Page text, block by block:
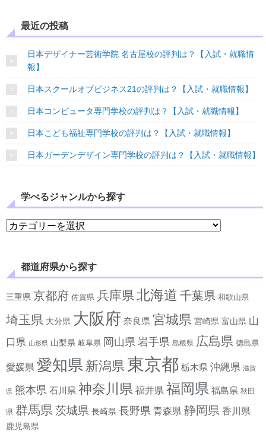
最近の投稿
日本デザイナー芸術学院 名古屋校の評判は？【入試・就職情
報】
日本スクールオブビジネス21の評判は？【入試・就職情報】
日本コンピュータ専門学校の評判は？【入試・就職情報】
日本こども福祉専門学校の評判は？【入試・就職情報】
日本ガーデンデザイン専門学校の評判は？【入試・就職情報】
学べるジャンルから探す
学べるジャンルから探す
都道府県から探す
三重県 京都府 佐賀県 兵庫県 北海道 千葉県 和歌山県
埼玉県 大分県 大阪府 奈良県 宮城県 宮崎県 富山県 山
口県 山形県 山梨県 岐阜県 岡山県 岩手県 島根県 広島県 徳島県
愛媛県 愛知県 新潟県 東京都 栃木県 沖縄県 滋賀
県 熊本県 石川県 神奈川県 福井県 福岡県 福島県 秋田
県 群馬県 茨城県 長崎県 長野県 青森県 静岡県 香川県
鹿児島県